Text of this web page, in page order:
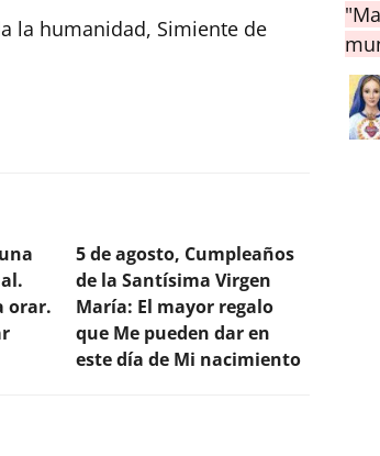
la humanidad, Simiente de
orar.
5 de agosto, Cumpleaños
de la Santísima Virgen
María: El mayor regalo
que Me pueden dar en
este día de Mi nacimiento